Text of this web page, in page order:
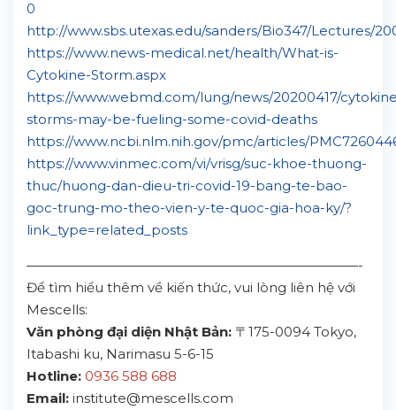
0
http://www.sbs.utexas.edu/sanders/Bio347/Lectures/
https://www.news-medical.net/health/What-is-
Cytokine-Storm.aspx
https://www.webmd.com/lung/news/20200417/
storms-may-be-fueling-some-covid-deaths
https://www.ncbi.nlm.nih.gov/pmc/articles/
https://www.vinmec.com/vi/vrisg/suc-khoe-thuong-
thuc/huong-dan-dieu-tri-covid-19-bang-te-bao-
goc-trung-mo-theo-vien-y-te-quoc-gia-hoa-ky/?
link_type=related_posts
—————————————————————————-
Để tìm hiểu thêm về kiến thức, vui lòng liên hệ với
Mescells:
Văn phòng đại diện Nhật Bản: 〒175-0094 Tokyo,
Itabashi ku, Narimasu 5-6-15
Hotline: 0936 588 688
Email: institute@mescells.com